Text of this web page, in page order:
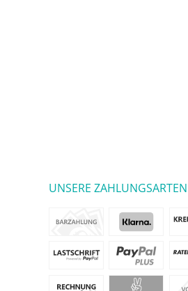
UNSERE ZAHLUNGSARTEN